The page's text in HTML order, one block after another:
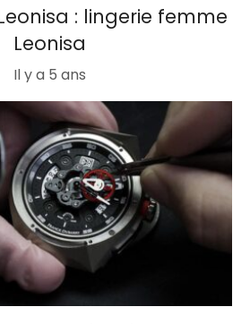
: lingerie femme
Leonisa
Il y a 5 ans